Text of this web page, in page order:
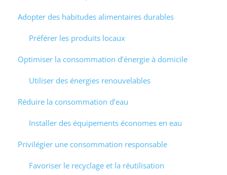
Adopter des habitudes alimentaires durables
Préférer les produits locaux
Optimiser la consommation d’énergie à domicile
Utiliser des énergies renouvelables
Réduire la consommation d’eau
Installer des équipements économes en eau
Privilégier une consommation responsable
Favoriser le recyclage et la réutilisation